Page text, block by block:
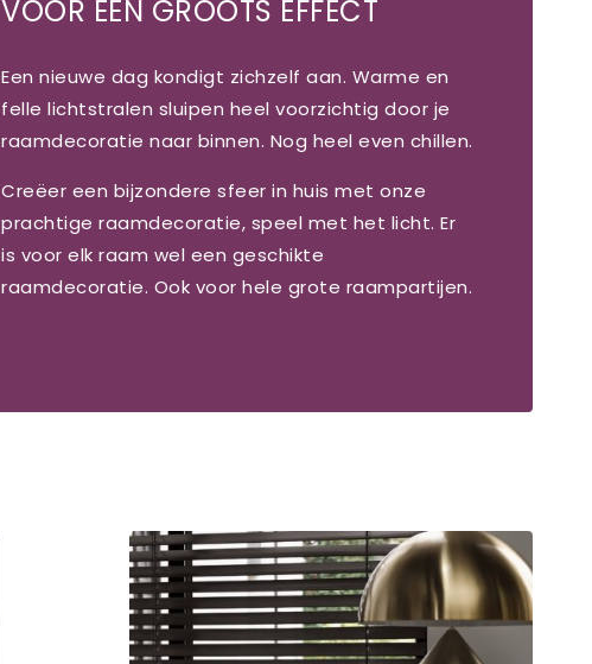
VOOR EEN GROOTS EFFECT
Een nieuwe dag kondigt zichzelf aan. Warme en
felle lichtstralen sluipen heel voorzichtig door je
raamdecoratie naar binnen. Nog heel even chillen.
Creëer een bijzondere sfeer in huis met onze
prachtige raamdecoratie, speel met het licht. Er
is voor elk raam wel een geschikte
raamdecoratie. Ook voor hele grote raampartijen.